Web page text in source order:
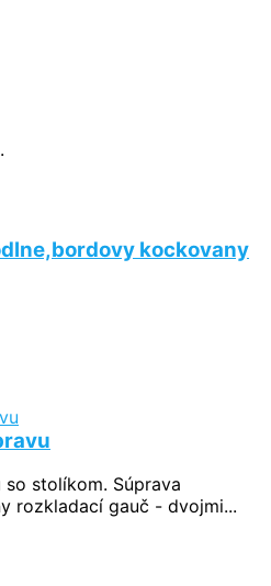
kockovany
so stolíkom. Súprava
rozkladací gauč - dvojmi...